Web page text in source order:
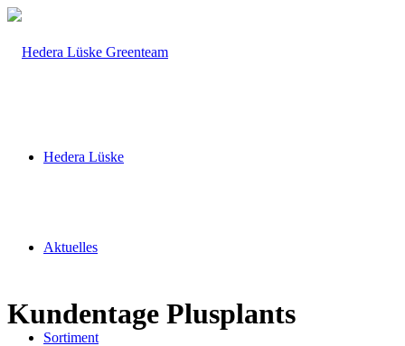
Hedera Lüske
Aktuelles
Sortiment
Kundentage Plusplants